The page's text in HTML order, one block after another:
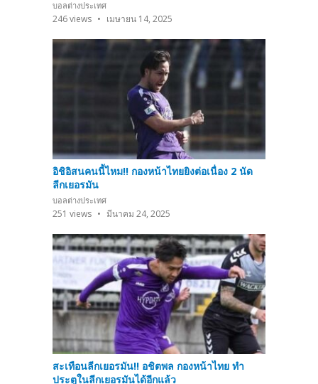
บอลต่างประเทศ
246views เมษายน 14, 2025
อิชิอิสนคนนี้ไหม!! กองหน้าไทยยิงต่อเนื่อง 2 นัด
ลีกเยอรมัน
บอลต่างประเทศ
251 views มีนาคม 24, 2025
สะเทือนลีกเยอรมัน!! อชิตพล กองหน้าไทย ทำ
ประตูในลีกเยอรมันได้อีกแล้ว